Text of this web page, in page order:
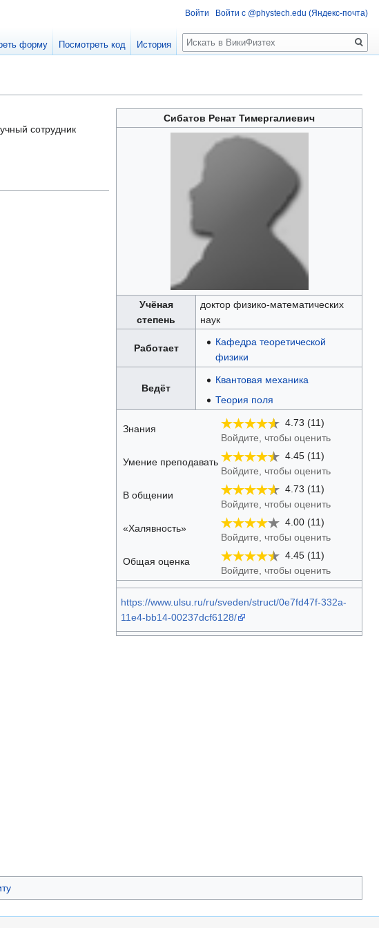
Сибатов Ренат Тимергалиевич
Учёная
степень
доктор физико-математических
наук
Работает
Кафедра теоретической
физики
Ведёт
Квантовая механика
Теория поля
Знания
4.73 (11)
Войдите, чтобы оценить
Умение преподавать
4.45 (11)
Войдите, чтобы оценить
В общении
4.73 (11)
Войдите, чтобы оценить
«Халявность»
4.00 (11)
Войдите, чтобы оценить
Общая оценка
4.45 (11)
Войдите, чтобы оценить
https://www.ulsu.ru/ru/sveden/struct/0e7fd47f-332a-
11e4-bb14-00237dcf6128/
сотрудник
Войти Войти с @phystech.edu (Яндекс-почта)
форму Посмотреть код История
Поиск